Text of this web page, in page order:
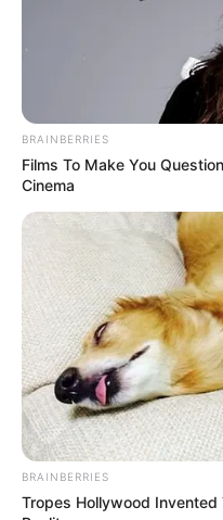
BRAINBERRIES
Films To Make You
Cinema
BRAINBERRIES
Tropes Hollywood Invented